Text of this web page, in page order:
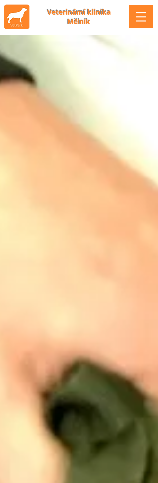
Veterinární klinika
Mělník